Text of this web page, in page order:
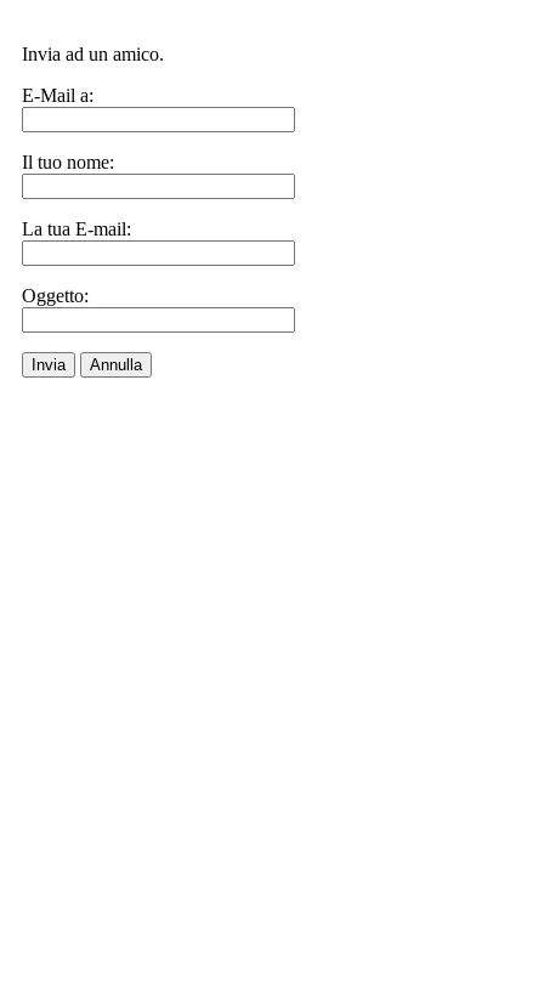
Invia ad un amico.
E-Mail a:
Il tuo nome:
La tua E-mail:
Oggetto:
Invia Annulla